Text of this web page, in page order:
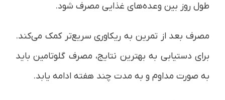
طول روز بین وعده‌های غذایی مصرف شود.
مصرف بعد از تمرین به ریکاوری سریع‌تر کمک می‌کند.
برای دستیابی به بهترین نتایج، مصرف گلوتامین باید
به صورت مداوم و به مدت چند هفته ادامه یابد.